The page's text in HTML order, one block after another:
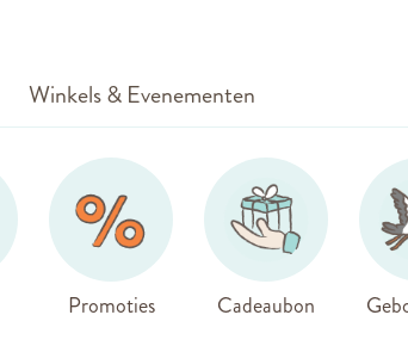
Promoties Cadeaubon
Winkels & Evenementen